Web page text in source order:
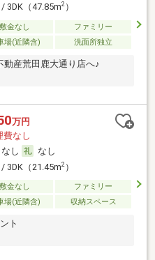
/ 3DK（47.85m2）
敷金なし
ファミリー
場(近隣含) 洗面所独立
動産荒田鹿大通り店へ♪
万円
費なし
なし
なし
/ 3DK（21.45m2）
敷金なし
ファミリー
場(近隣含) 収納スペース
ト